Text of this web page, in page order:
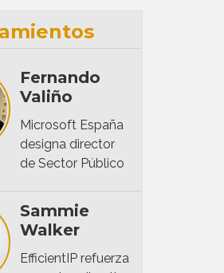
Fernando
Valiño
Microsoft España
designa director
de Sector Público
Sammie
Walker
EfficientIP refuerza